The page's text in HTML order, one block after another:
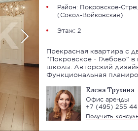
Район: Покровское-
(Сокол-Войковская)
Этаж: 2
Прекрасная квартира с
"Покровское - Глебово"
школы. Авторский
Функциональная
Елена Трухина
Офис аренды
+7 (495) 255
Получить